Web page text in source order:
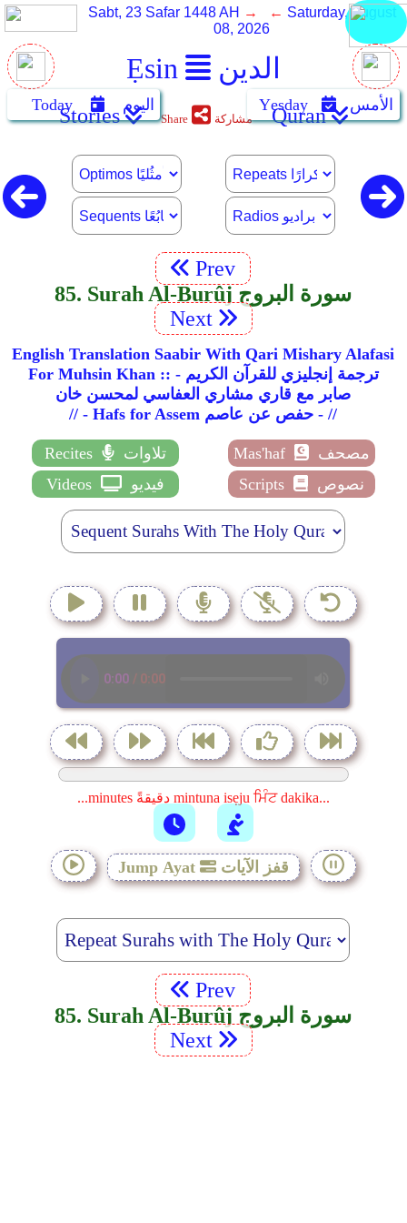
Ẹsin الدين
Sabt, 23 Safar 1448 AH → ← Saturday, August
08, 2026
Today اليوم Yẹsday الأمس Stories Share مشاركة Quran
Prev
85. Surah Al-Burûj سورة البروج
Next
English Translation Saabir With Qari Mishary Alafasi
For Muhsin Khan :: ترجمة إنجليزي للقرآن الكريم -
صابر مع قاري مشاري العفاسي لمحسن خان
// - Hafs for Assem حفص عن عاصم - //
Recites تلاوات Mas'haf
مصحف
Videos
فيديو Scripts نصوص
...minutes دقيقةً mintuna isẹju ਮਿੰਟ dakika...
Jump Ayat قفز الآيات
Prev
85. Surah Al-Burûj سورة البروج
Next